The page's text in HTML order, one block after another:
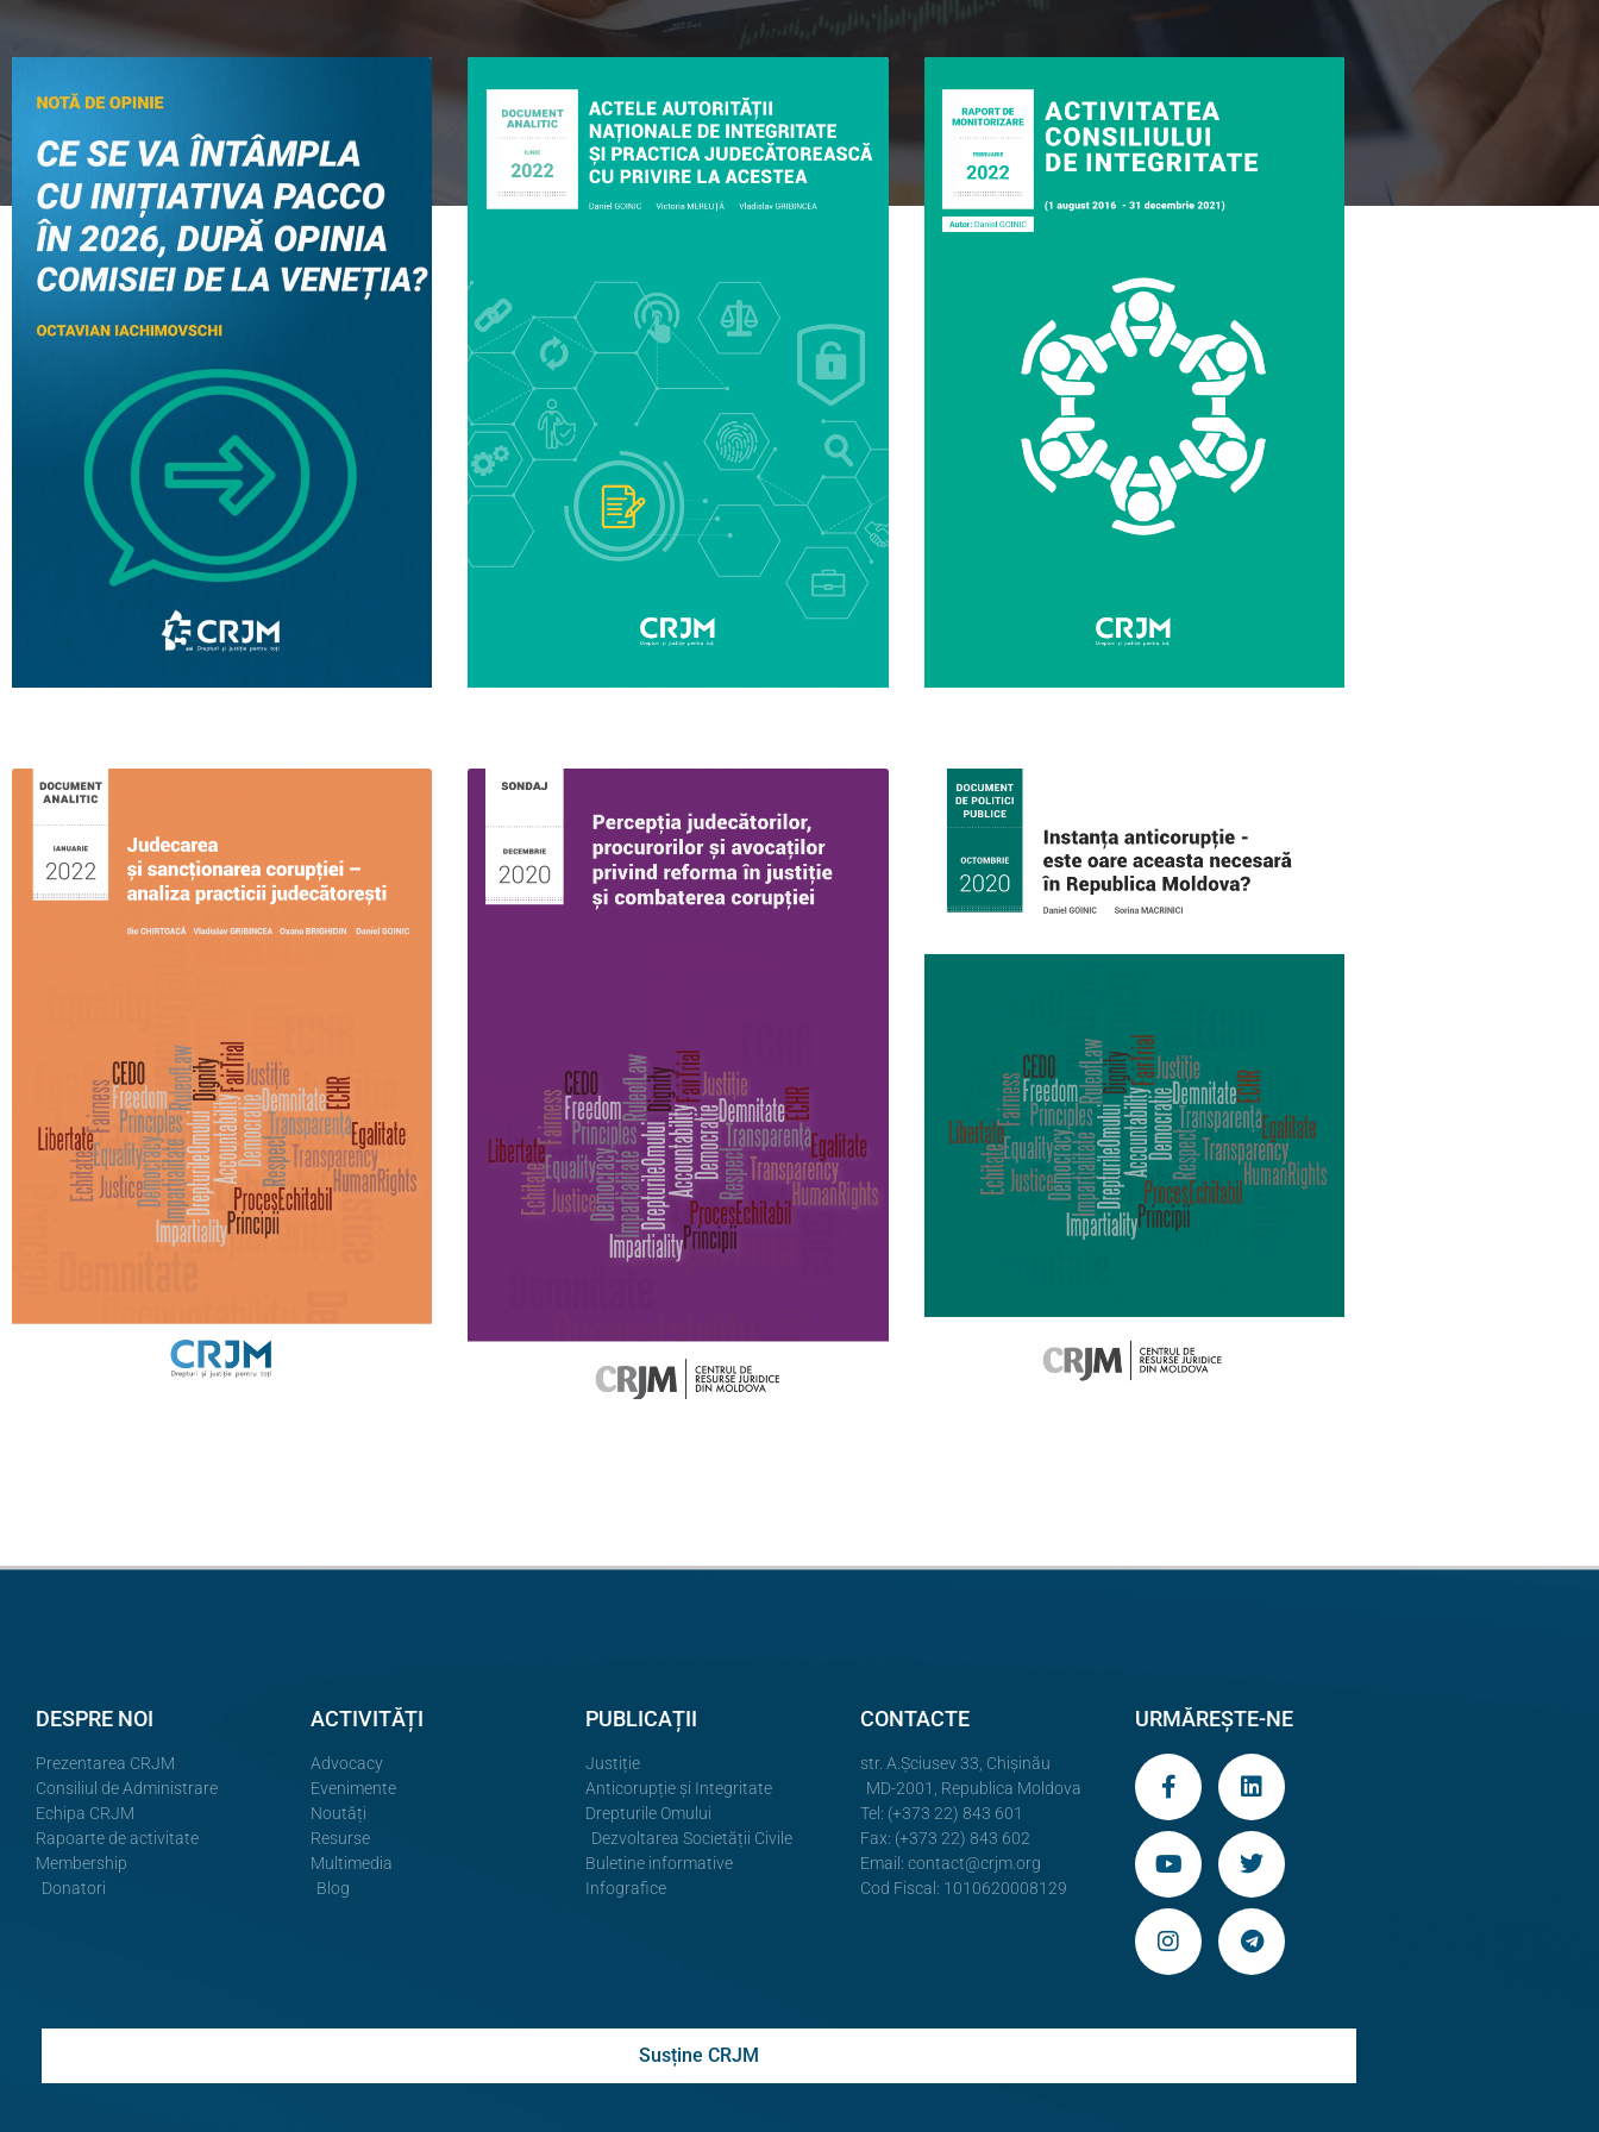
DESPRE NOI
Prezentarea CRJM
Consiliul de Administrare
Echipa CRJM
Rapoarte de activitate
Membership
Donatori
ACTIVITĂȚI
Advocacy
Evenimente
Noutăți
Resurse
Multimedia
Blog
PUBLICAȚII
Justiție
Anticorupție și Integritate
Drepturile Omului
Dezvoltarea Societății Civile
Buletine informative
Infografice
CONTACTE
str. A.Şciusev 33, Chișinău
MD-2001, Republica Moldova
Tel: (+373 22) 843 601
Fax: (+373 22) 843 602
Email: contact@crjm.org
Cod Fiscal: 1010620008129
URMĂREȘTE-NE
Susține CRJM